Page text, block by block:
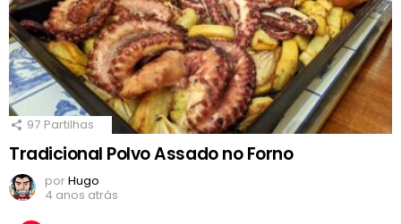
97 Partilhas
Tradicional Polvo Assado no Forno
porHugo
4 anos atrás